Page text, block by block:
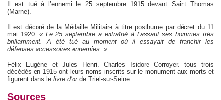
Il est tué à l’ennemi le 25 septembre 1915 devant Saint Thomas
(Marne).
Il est décoré de la Médaille Militaire à titre posthume par décret du 11
mai 1920. « Le 25 septembre a entraînéà l’assaut ses hommes très
brillamment. A été tué au moment où il essayait de franchir les
défenses accessoires ennemies. »
Félix Eugène et Jules Henri, Charles Isidore Corroyer, tous trois
décédés en 1915 ont leurs noms inscrits sur le monument aux morts et
figurent dans le livre d’orde Triel-sur-Seine.
Sources